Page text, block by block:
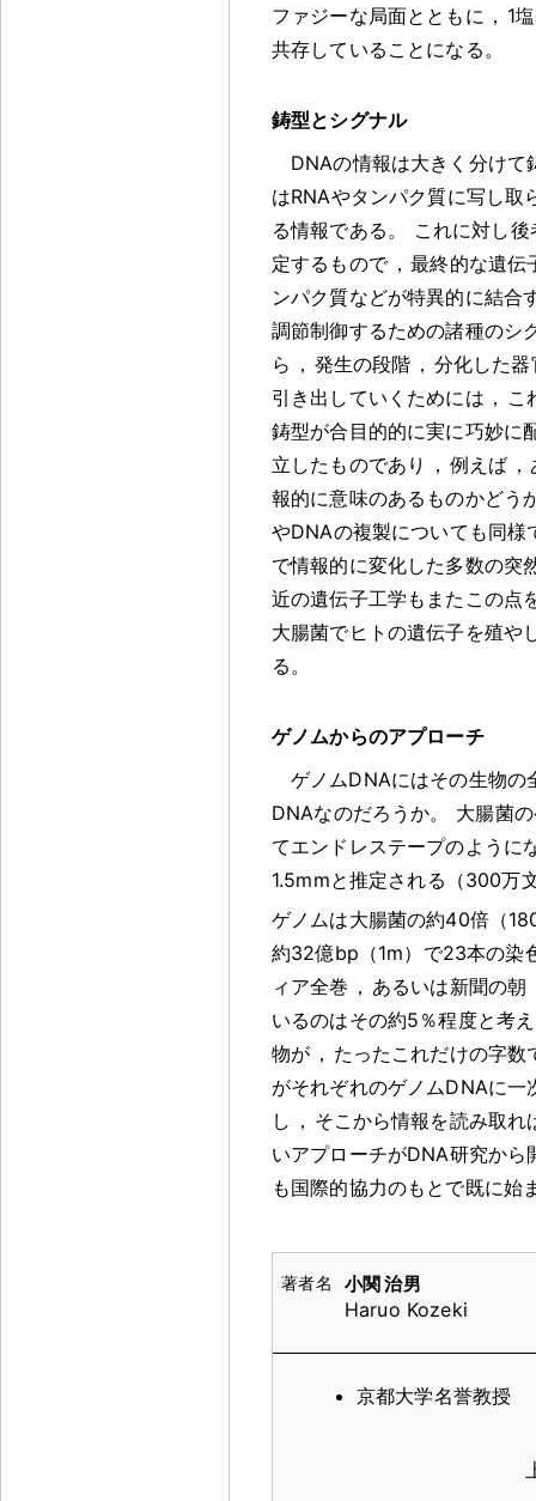
ファジーな局面とともに ， 1
共存していることになる 。
鋳型とシグナル
DNAの情報は大きく分けて
はRNAやタンパク質に写し取
る情報である 。
これに対し後
定するもので ， 最終的な遺伝
ンパク質などが特異的に結合
調節制御するための諸種のシ
ら ， 発生の段階 ， 分化した
引き出していくためには ， こ
鋳型が合目的的に実に巧妙に
立したものであり
， 例えば ，
報的に意味のあるものかどう
やDNAの複製についても同様
で情報的に変化した多数の突
近の遺伝子工学もまたこの点
大腸菌でヒトの遺伝子を殖や
る 。
ゲノムからのアプローチ
ゲノムDNAにはその生物の
DNAなのだろうか。
大腸菌
てエンドレステープのように
1.5mmと推定される（300万
ゲノムは大腸菌の約40倍（
約32億bp（1m）で23本の染
ィア全巻 ， あるいは新聞の朝
いるのはその約5％程度と考
物が ， たったこれだけの字
がそれぞれのゲノムDNAに
し ， そこから情報を読み取
いアプローチがDNA研究から
も国際的協力のもとで既に始
小関 治男
Haruo Kozeki
京都大学名誉教授